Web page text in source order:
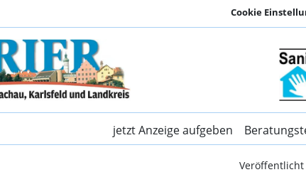
Cookie
und Kornelia
jetzt Anzeige aufgeben
Veröffentlicht